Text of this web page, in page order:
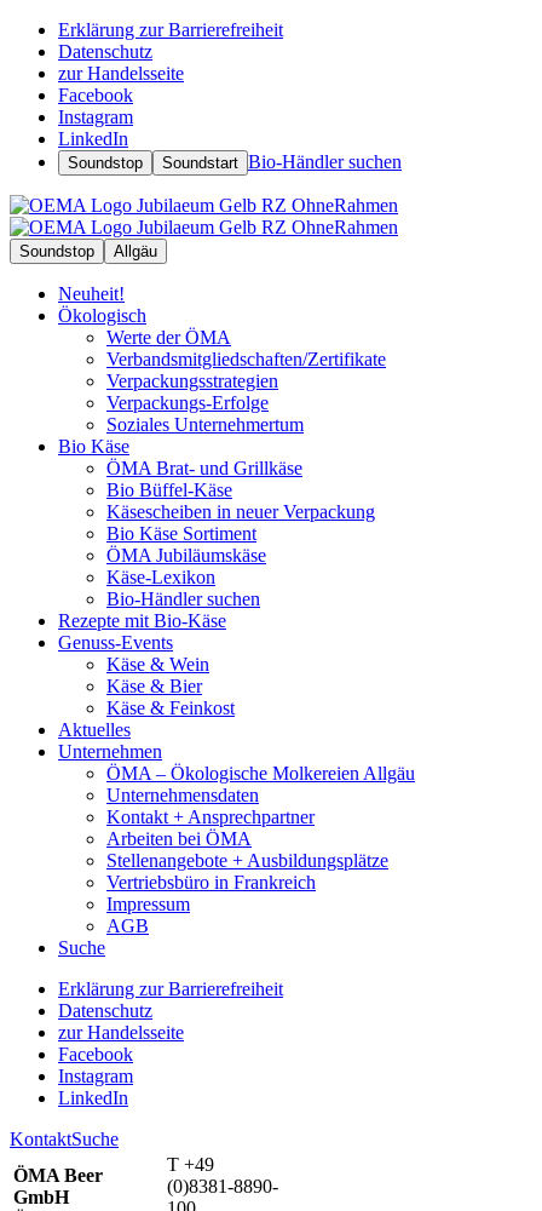
Erklärung zur Barrierefreiheit
Datenschutz
zur Handelsseite
Facebook
Instagram
LinkedIn
Soundstop Soundstart Bio-Händler suchen
Soundstop Allgäu
Neuheit!
Ökologisch
Werte der ÖMA
Verbandsmitgliedschaften/Zertifikate
Verpackungsstrategien
Verpackungs-Erfolge
Soziales Unternehmertum
Bio Käse
ÖMA Brat- und Grillkäse
Bio Büffel-Käse
Käsescheiben in neuer Verpackung
Bio Käse Sortiment
ÖMA Jubiläumskäse
Käse-Lexikon
Bio-Händler suchen
Rezepte mit Bio-Käse
Genuss-Events
Käse & Wein
Käse & Bier
Käse & Feinkost
Aktuelles
Unternehmen
ÖMA – Ökologische Molkereien Allgäu
Unternehmensdaten
Kontakt + Ansprechpartner
Arbeiten bei ÖMA
Stellenangebote + Ausbildungsplätze
Vertriebsbüro in Frankreich
Impressum
AGB
Suche
Erklärung zur Barrierefreiheit
Datenschutz
zur Handelsseite
Facebook
Instagram
LinkedIn
KontaktSuche
ÖMA Beer
GmbH
T +49
(0)8381-8890-